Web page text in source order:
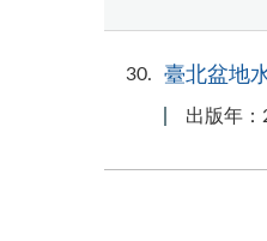
30 臺北盆地
出版年：